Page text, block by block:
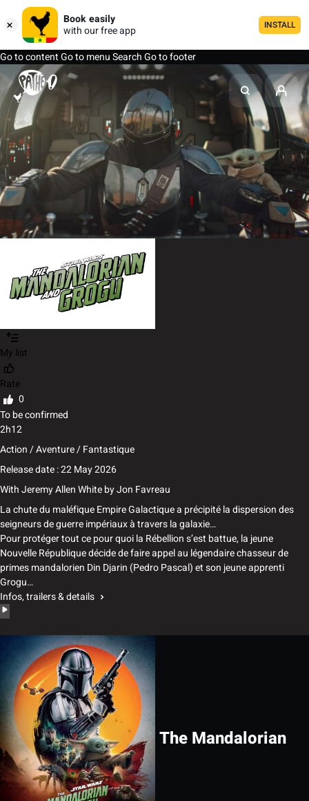
Book easily
with our free app
INSTALL
Go to contentGo to menuSearchGo to footer
My list
Rate
0
To be confirmed
2h12
Action / Aventure / Fantastique
Release date : 22 May 2026
WithJeremy Allen WhitebyJon Favreau
La chute du maléfique Empire Galactique a précipité la dispersion des
seigneurs de guerre impériaux à travers la galaxie…
Pour protéger tout ce pour quoi la Rébellion s’est battue, la jeune
Nouvelle République décide de faire appel au légendaire chasseur de
primes mandalorien Din Djarin (Pedro Pascal) et son jeune apprenti
Grogu…
Infos, trailers & details
The Mandalorian